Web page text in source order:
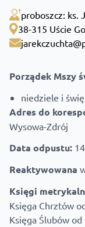
proboszcz: ks.
38-315 Uście
Porządek Mszy
niedziele i
Adres do
Wysowa-Zdrój
Data odpustu:
Reaktywowana
Księgi
Księga Chrztów
Księga Ślubów od